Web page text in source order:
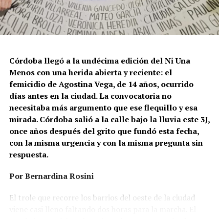
Ganar la vida: La historia de (no)
Córdoba llegó a la undécima edición del Ni Una
Menos con una herida abierta y reciente: el
femicidio de Agostina Vega, de 14 años, ocurrido
días antes en la ciudad. La convocatoria no
necesitaba más argumento que ese flequillo y esa
mirada. Córdoba salió a la calle bajo la lluvia este 3J,
once años después del grito que fundó esta fecha,
con la misma urgencia y con la misma pregunta sin
respuesta.
Por Bernardina Rosini
El trole que recorre los barrios del oeste de la ciudad